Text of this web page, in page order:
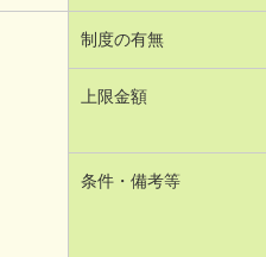
制度の有無
上限金額
条件・備考等